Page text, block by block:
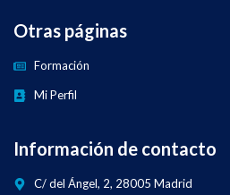
Otras páginas
Formación
Mi Perfil
Información de contacto
C/ del Ángel, 2, 28005 Madrid